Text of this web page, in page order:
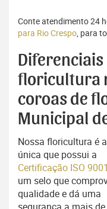
Conte atendimento 24
para Rio Crespo, para
Diferenciais
floricultura
coroas de
Municipal
Nossa floricultura é a
única que possui a
Certificação ISO 9001
um selo que
qualidade e dá uma